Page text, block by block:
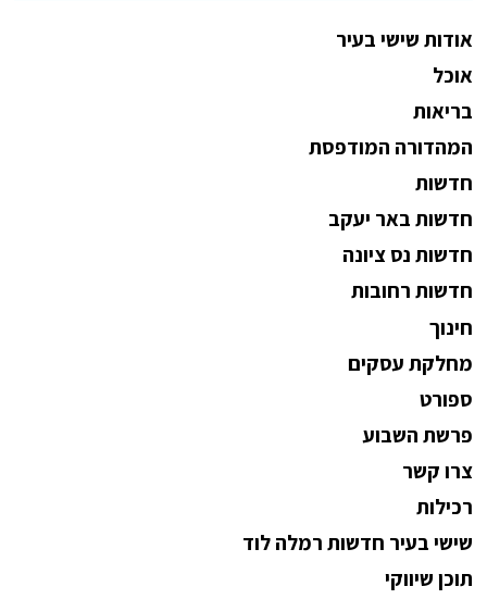
אודות שישי בעיר
אוכל
בריאות
המהדורה המודפסת
חדשות
חדשות באר יעקב
חדשות נס ציונה
חדשות רחובות
חינוך
מחלקת עסקים
ספורט
פרשת השבוע
צרו קשר
רכילות
שישי בעיר חדשות רמלה לוד
תוכן שיווקי